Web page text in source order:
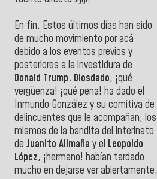
En fin. Estos últimos días han sido
de mucho movimiento por acá
debido a los eventos previos y
posteriores a la investidura de
Donald Trump. Diosdado, ¡qué
vergüenza! ¡qué pena! ha dado el
Inmundo González y su comitiva de
delincuentes que le acompañan, los
mismos de la bandita del interinato
de Juanito Alimaña y el Leopoldo
López, ¡hermano! habían tardado
mucho en dejarse ver abiertamente.